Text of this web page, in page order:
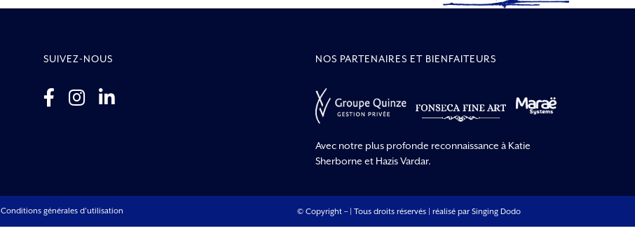
SUIVEZ-NOUS NOS PARTENAIRES ET BIENFAITEURS
Avec notre plus profonde reconnaissance à Katie
Sherborne et Hazis Vardar.
Conditions générales d’utilisation © Copyright – | Tous droits réservés | réalisé par Singing Dodo